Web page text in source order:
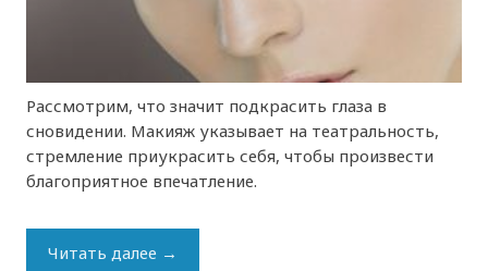
Рассмотрим, что значит подкрасить глаза в
сновидении. Макияж указывает на театральность,
стремление приукрасить себя, чтобы произвести
благоприятное впечатление.
Читать далее →